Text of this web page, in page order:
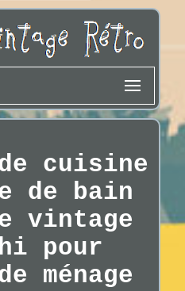
cuisine
de bain
vintage
pour
ménage